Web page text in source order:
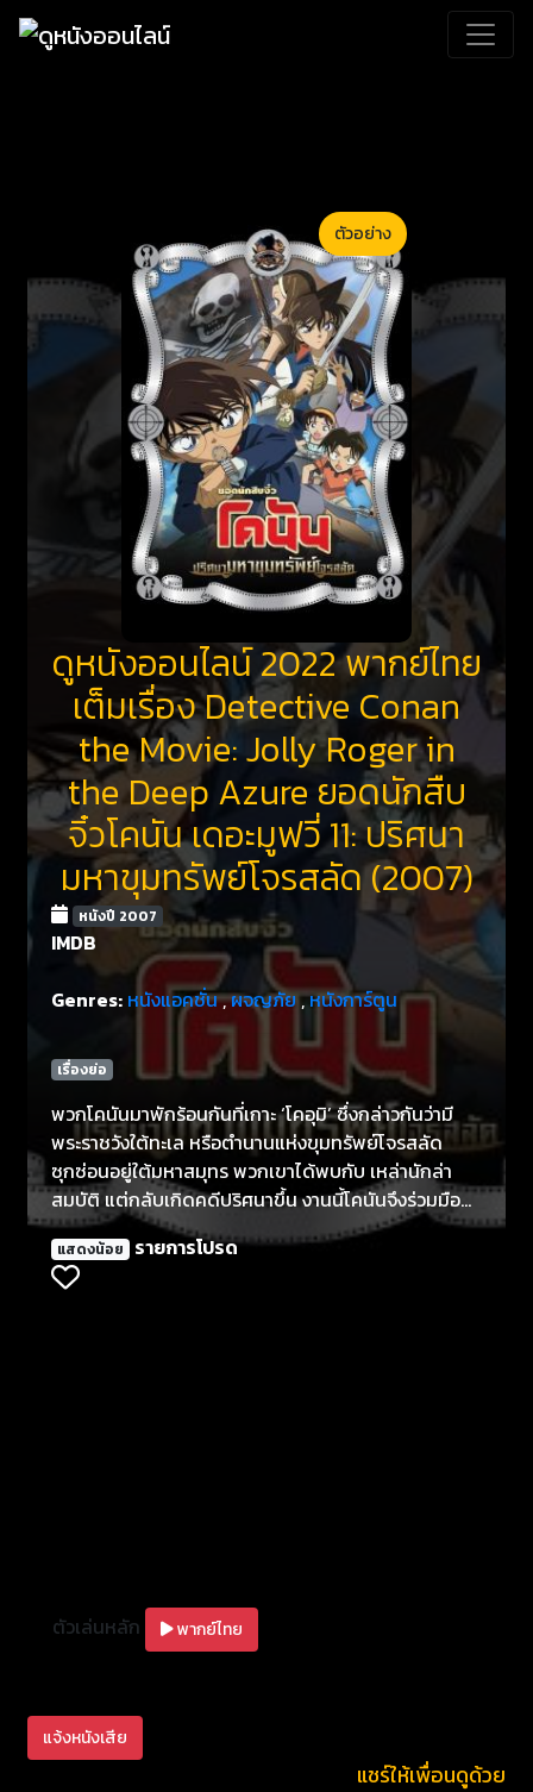
ตัวอย่าง
ดูหนังออนไลน์ 2022 พากย์ไทย
เต็มเรื่อง Detective Conan
the Movie: Jolly Roger in
the Deep Azure ยอดนักสืบ
จิ๋วโคนัน เดอะมูฟวี่ 11: ปริศนา
มหาขุมทรัพย์โจรสลัด (2007)
หนังปี 2007
IMDB
Genres: หนังแอคชั่น,ผจญภัย,หนังการ์ตูน
เรื่องย่อ
พวกโคนันมาพักร้อนกันที่เกาะ ‘โคอุมิ’ ซึ่งกล่าวกันว่ามี
พระราชวังใต้ทะเล หรือตำนานแห่งขุมทรัพย์โจรสลัด
ซุกซ่อนอยู่ใต้มหาสมุทร พวกเขาได้พบกับ เหล่านักล่า
สมบัติ แต่กลับเกิดคดีปริศนาขึ้น งานนี้โคนันจึงร่วมมือ
กับ ไฮบาระ ไอเพื่อสืบหาความจริงในกลุ่มนักล่า
แสดงน้อย รายการโปรด
ตัวเล่นหลัก พากย์ไทย
แจ้งหนังเสีย
แชร์ให้เพื่อนดูด้วย